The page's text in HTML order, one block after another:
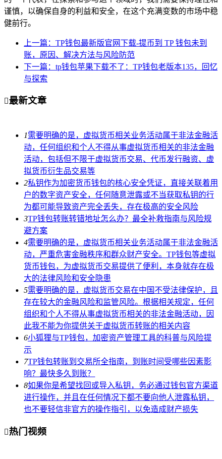
谨慎，以确保自身的利益和安全，在这个充满变数的市场中稳
健前行。
上一篇：TP钱包最新版官网下载-提币到 TP 钱包未到
账，原因、解决方法与风险防范
下一篇：tp钱包苹果下载不了：TP钱包老版本135，回忆
与探索
最新文章
1需要明确的是，虚拟货币相关业务活动属于非法金融活
动，任何组织和个人不得从事虚拟货币相关的非法金融
活动，包括但不限于虚拟货币交易、代币发行融资、虚
拟货币衍生品交易等
2私钥作为加密货币钱包的核心安全凭证，直接关联着用
户的数字资产安全，任何随意泄露或不当获取私钥的行
为都可能导致资产完全丢失，存在极高的安全风险
3TP钱包转账转错地址怎么办？最全补救指南与风险规
避方案
4需要明确的是，虚拟货币相关业务活动属于非法金融活
动，严重危害金融秩序和群众财产安全。TP钱包等虚拟
货币钱包，为虚拟货币交易提供了便利，本身就存在极
大的法律风险和安全隐患
5需要明确的是，虚拟货币交易在中国不受法律保护，且
存在较大的金融风险和监管风险。根据相关规定，任何
组织和个人不得从事虚拟货币相关的非法金融活动，因
此我不能为你提供关于虚拟货币转账的相关内容
6小狐狸与TP钱包，加密资产管理工具的科普与风险提
示
7TP钱包转账到交易所全指南，到账时间受哪些因素影
响？最快多久到账？
8如果你是希望找回或导入私钥，务必通过钱包官方渠道
进行操作，并且在任何情况下都不要向他人泄露私钥，
也不要轻信非官方的操作指引，以免造成财产损失
热门视频